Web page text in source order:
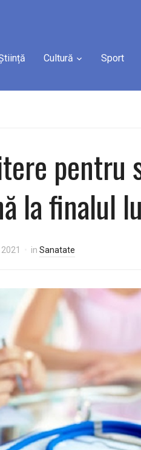
Cultură Sport
pentru
la finalul
in Sanatate